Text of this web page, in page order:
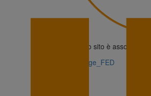
Questo sito è associato alla